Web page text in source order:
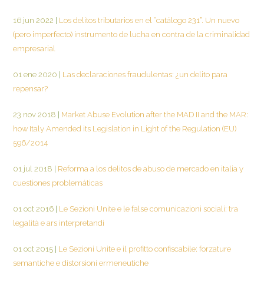
16 jun 2022
Los delitos tributarios en el “catálogo 231”. Un nuevo
(pero imperfecto) instrumento de lucha en contra de la criminalidad
empresarial
01 ene 2020
Las declaraciones fraudulentas: ¿un delito para
repensar?
23 nov 2018
Market Abuse Evolution after the MAD II and the MAR:
how Italy Amended its Legislation in Light of the Regulation (EU)
596/2014
01 jul 2018
Reforma a los delitos de abuso de mercado en italia y
cuestiones problemáticas
01 oct 2016
Le Sezioni Unite e le false comunicazioni sociali: tra
legalità e ars interpretandi
01 oct 2015
Le Sezioni Unite e il profitto confiscabile: forzature
semantiche e distorsioni ermeneutiche